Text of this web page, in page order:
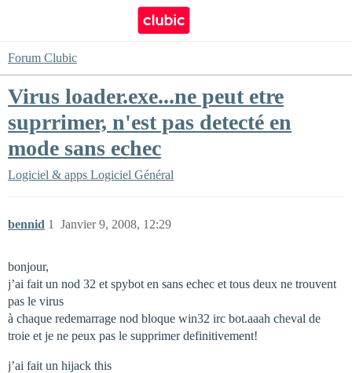
Forum Clubic
Virus loader.exe...ne peut etre
suprrimer, n'est pas detecté en
mode sans echec
Logiciel & apps Logiciel Général
bennid Janvier 9, 2008, 12:29
1
bonjour,
j’ai fait un nod 32 et spybot en sans echec et tous deux ne trouvent
pas le virus
à chaque redemarrage nod bloque win32 irc bot.aaah cheval de
troie et je ne peux pas le supprimer definitivement!
j’ai fait un hijack this